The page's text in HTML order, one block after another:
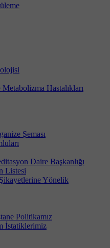
Hastalıkları
Şeması
Daire Başkanlığı
Listesi
Yönelik
Politikamız
İstatiklerimiz